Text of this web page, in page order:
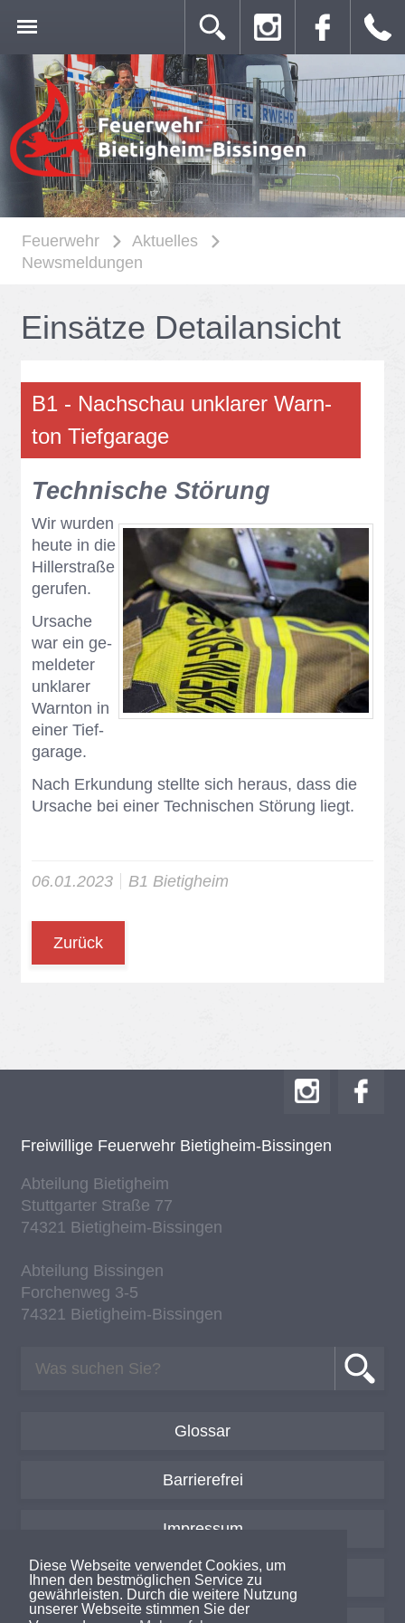
Diese Webseite verwendet Cookies, um
Ihnen den bestmöglichen Service zu
gewährleisten. Durch die weitere Nutzung
unserer Webseite stimmen Sie der
Feuerwehr
Aktuelles
Newsmeldungen
Ein­sät­ze De­tail­an­sicht
B1 - Nach­schau un­kla­rer Warn­
ton Tief­ga­ra­ge
Tech­ni­sche Stö­rung
Wir wur­den
heu­te in die
Hil­ler­stra­ße
ge­ru­fen.
Ur­sa­che
war ein ge­
mel­de­ter
un­kla­rer
Warn­ton in
ei­ner Tief­
ga­ra­ge.
Nach Er­kun­dung stell­te sich her­aus, dass die
Ur­sa­che bei ei­ner Tech­ni­schen Stö­rung liegt.
06.01.2023 B1 Bie­tig­heim
Zurück
Frei­wil­li­ge Feu­er­wehr Bie­tig­heim-Bis­sin­gen
Ab­tei­lung Bie­tig­heim
Stutt­gar­ter Stra­ße 77
74321 Bie­tig­heim-Bis­sin­gen
Ab­tei­lung Bis­sin­gen
For­chen­weg 3-5
74321 Bie­tig­heim-Bis­sin­gen
Glossar
Barrierefrei
Impressum
Datenschutzerklärung